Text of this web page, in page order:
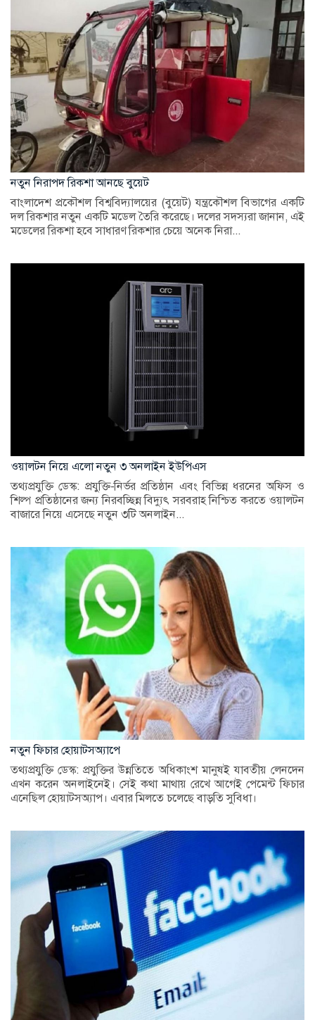
নতুন নিরাপদ রিকশা আনছে বুয়েট
বাংলাদেশ প্রকৌশল বিশ্ববিদ্যালয়ের (বুয়েট) যন্ত্রকৌশল বিভাগের একটি
দল রিকশার নতুন একটি মডেল তৈরি করেছে। দলের সদস্যরা জানান, এই
মডেলের রিকশা হবে সাধারণ রিকশার চেয়ে অনেক নিরা...
ওয়ালটন নিয়ে এলো নতুন ৩ অনলাইন ইউপিএস
তথ্যপ্রযুক্তি ডেস্ক: প্রযুক্তি-নির্ভর প্রতিষ্ঠান এবং বিভিন্ন ধরনের অফিস ও
শিল্প প্রতিষ্ঠানের জন্য নিরবচ্ছিন্ন বিদ্যুৎ সরবরাহ নিশ্চিত করতে ওয়ালটন
বাজারে নিয়ে এসেছে নতুন ৩টি অনলাইন...
নতুন ফিচার হোয়াটসঅ্যাপে
তথ্যপ্রযুক্তি ডেস্ক: প্রযুক্তির উন্নতিতে অধিকাংশ মানুষই যাবতীয় লেনদেন
এখন করেন অনলাইনেই। সেই কথা মাথায় রেখে আগেই পেমেন্ট ফিচার
এনেছিল হোয়াটসঅ্যাপ। এবার মিলতে চলেছে বাড়তি সুবিধা।